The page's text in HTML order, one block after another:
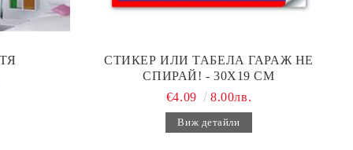
СТИКЕР ИЛИ ТАБЕЛА ГАРАЖ НЕ
СПИРАЙ! - 30Х19 СМ
€4.09
8.00лв.
Виж детайли